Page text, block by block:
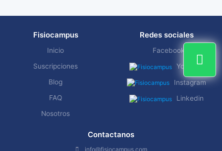
Fisiocampus
Inicio
Suscripciones
Blog
FAQ
Nosotros
Redes sociales
Facebook
YouTube
Instagram
Linkedin
Contactanos
info@fisiocampus.com